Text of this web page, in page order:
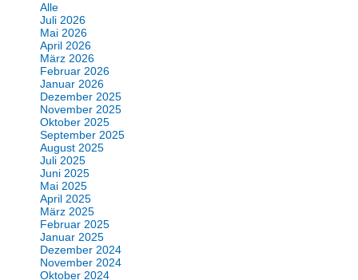
Alle
Juli 2026
Mai 2026
April 2026
März 2026
Februar 2026
Januar 2026
Dezember 2025
November 2025
Oktober 2025
September 2025
August 2025
Juli 2025
Juni 2025
Mai 2025
April 2025
März 2025
Februar 2025
Januar 2025
Dezember 2024
November 2024
Oktober 2024